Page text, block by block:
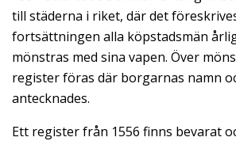
till städerna i riket, där det
fortsättningen alla köpstadsmän
mönstras med sina vapen. Över
register föras där borgarnas namn
antecknades.
Ett register från 1556 finns bevarat